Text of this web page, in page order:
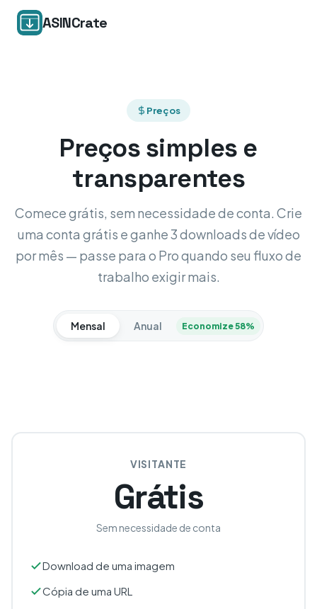
ASINCrate
Preços
Preços simples e
transparentes
Comece grátis, sem necessidade de conta. Crie
uma conta grátis e ganhe 3 downloads de vídeo
por mês — passe para o Pro quando seu fluxo de
trabalho exigir mais.
Mensal Anual Economize 58%
VISITANTE
Grátis
Sem necessidade de conta
Download de uma imagem
Cópia de uma URL